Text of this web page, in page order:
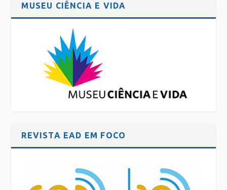
MUSEU CIÊNCIA E VIDA
REVISTA EAD EM FOCO